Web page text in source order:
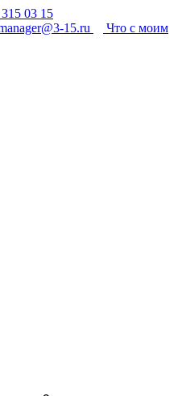
03 15
15.ru
Что с моим